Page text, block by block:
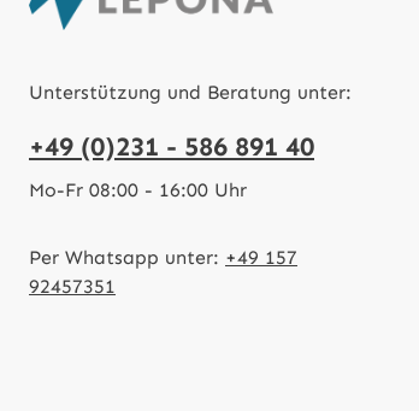
Unterstützung und Beratung unter:
+49 (0)231 - 586 891 40
Mo-Fr 08:00 - 16:00 Uhr
Per Whatsapp unter: +49 157
92457351